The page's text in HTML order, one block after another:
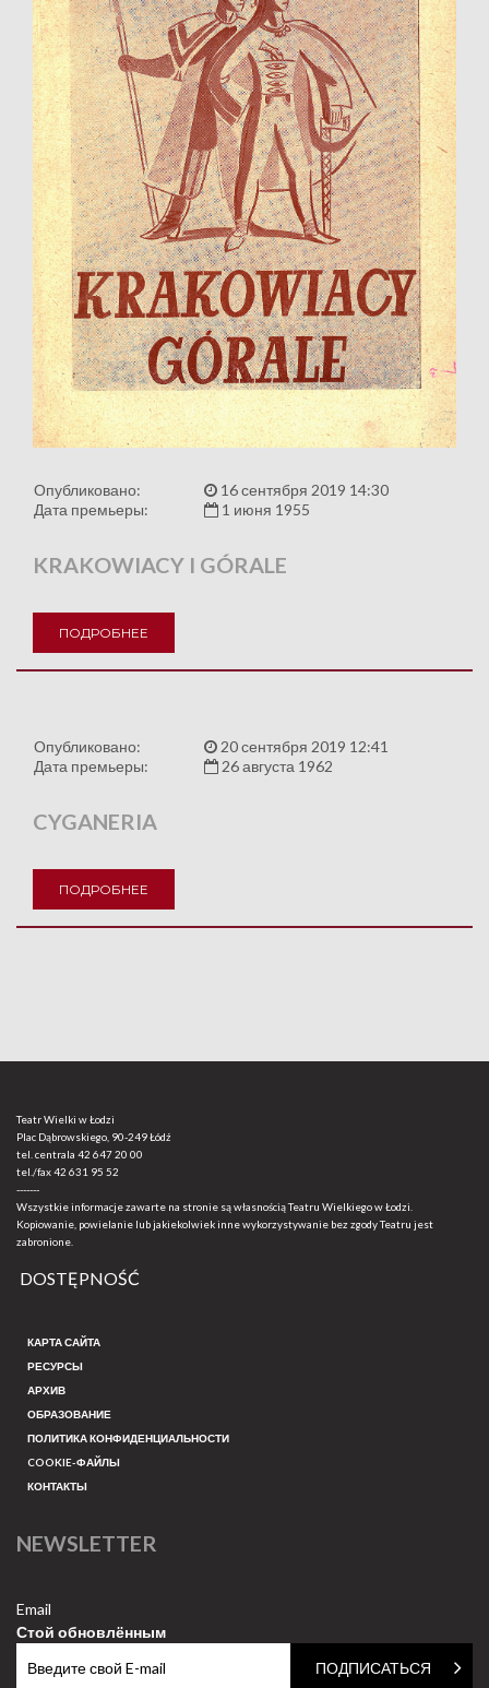
Опубликовано:
16 сентября 2019 14:30
Дата премьеры:
1 июня 1955
KRAKOWIACY I GÓRALE
ПОДРОБНЕЕ
Опубликовано:
20 сентября 2019 12:41
Дата премьеры:
26 августа 1962
CYGANERIA
ПОДРОБНЕЕ
Teatr Wielki w Łodzi
Plac Dąbrowskiego, 90-249 Łódź
tel. centrala 42 647 20 00
tel./fax42 631 95 52
-------
Wszystkie informacje zawarte na stronie są własnością Teatru Wielkiego w Łodzi.
Kopiowanie, powielanie lub jakiekolwiek inne wykorzystywanie bez zgody Teatru jest
zabronione.
DOSTĘPNOŚĆ
КАРТА САЙТА
РЕСУРСЫ
АРХИВ
ОБРАЗОВАНИЕ
ПОЛИТИКА КОНФИДЕНЦИАЛЬНОСТИ
COOKIE-ФАЙЛЫ
КОНТАКТЫ
NEWSLETTER
Email
Стой обновлённым